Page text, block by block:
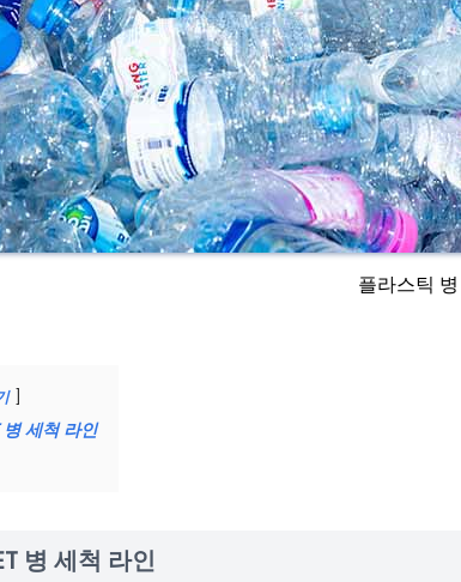
플라스틱 병
병 세척 라인
병 세척 라인